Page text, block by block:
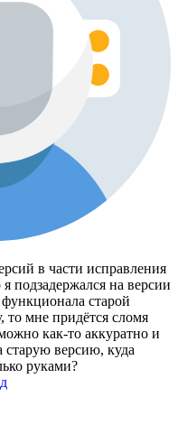
в части исправления
подзадержался на версии
старой
то мне придётся сломя
как-то аккуратно и
старую версию, куда
руками?